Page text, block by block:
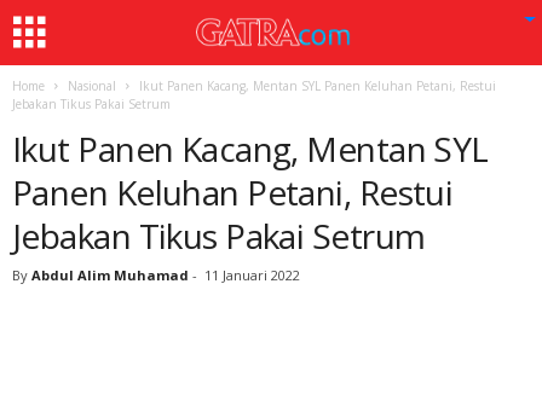
Home Nasional
Ikut Panen Kacang, Mentan SYL Panen Keluhan Petani, Restui
Jebakan Tikus Pakai Setrum
Ikut Panen Kacang, Mentan SYL
Panen Keluhan Petani, Restui
Jebakan Tikus Pakai Setrum
By Abdul Alim Muhamad - 11 Januari 2022